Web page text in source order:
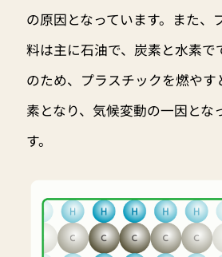
の原因となっています。また、
料は主に石油で、炭素と水素で
のため、プラスチックを燃やす
素となり、気候変動の一因とな
す。